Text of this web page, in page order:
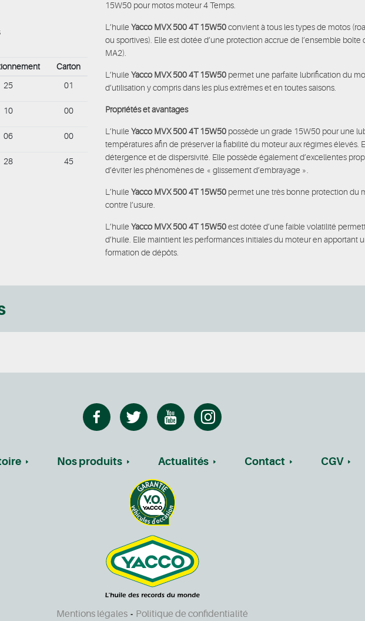
Carton
25 01
10 00
06 00
28 45
15W50 pour motos moteur 4 Temps.
L’huile Yacco MVX 500 4T 15W50convient à tous les types de motos
ou sportives). Elle est dotée d’une protection accrue de l’ensemble boîte
MA2).
L’huile Yacco MVX 500 4T 15W50 permet une parfaite lubrification du
d’utilisation y compris dans les plus extrêmes et en toutes saisons.
Propriétés et avantages
L’huile Yacco MVX 500 4T 15W50 possède un grade 15W50 pour une
températures afin de préserver la fiabilité du moteur aux régimes élevés.
détergence et de dispersivité. Elle possède également d’excellentes
d’éviter les phénomènes de « glissement d’embrayage ».
L’huile Yacco MVX 500 4T 15W50 permet une très bonne protection du
contre l’usure.
L’huile Yacco MVX 500 4T 15W50est dotée d’une faible volatilité
d’huile. Elle maintient les performances initiales du moteur en apportant
formation de dépôts.
Nos produits Actualités Contact CGV
Mentions légales - Politique de confidentialité